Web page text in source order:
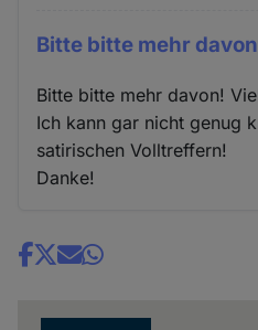
Bitte bitte mehr
Bitte bitte mehr davon!
Ich kann gar nicht genug
satirischen Volltreffern!
Danke!
Share